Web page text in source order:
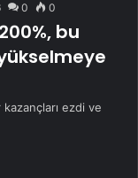
0 0
bu
ezdi ve